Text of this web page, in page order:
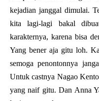
kejadian janggal dimulai.
kita lagi-lagi bakal
karakternya, karena bisa
Yang bener aja gitu loh.
semoga penontonnya
Untuk castnya Nagao
yang naif gitu. Dan Anna